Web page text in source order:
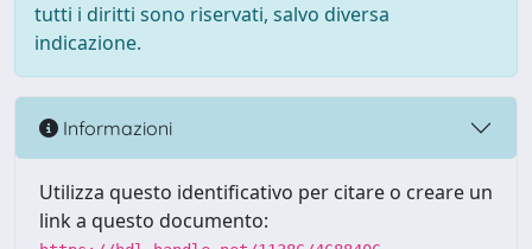
tutti i diritti sono riservati, salvo diversa
indicazione.
Informazioni
Utilizza questo identificativo per citare o creare un
link a questo documento: